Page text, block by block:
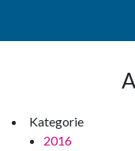
Kategorie
2016